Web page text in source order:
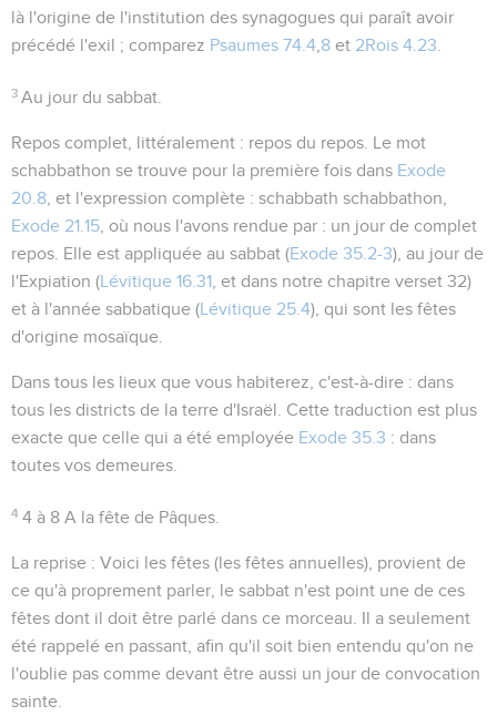
là l'origine de l'institution des synagogues qui paraît avoir
précédé l'exil ; comparez Psaumes 74.4 8 et 2Rois 4.23
3 Au jour du sabbat.
Repos complet , littéralement : repos du repos . Le mot
schabbathon se trouve pour la première fois dans Exode
20.8 , et l'expression complète : schabbath schabbathon
Exode 21.15 , où nous l'avons rendue par : un jour de complet
repos . Elle est appliquée au sabbat (Exode 35.2-3), au jour de
l'Expiation (Lévitique 16.31 , et dans notre chapitre verset 32)
et à l'année sabbatique (Lévitique 25.4), qui sont les fêtes
d'origine mosaïque.
Dans tous les lieux que vous habiterez , c'est-à-dire : dans
tous les districts de la terre d'Israël. Cette traduction est plus
exacte que celle qui a été employée Exode 35.3 : dans
toutes vos demeures
4 4 à 8 A la fête de Pâques.
La reprise : Voici les fêtes (les fêtes annuelles), provient de
ce qu'à proprement parler, le sabbat n'est point une de ces
fêtes dont il doit être parlé dans ce morceau. Il a seulement
été rappelé en passant, afin qu'il soit bien entendu qu'on ne
l'oublie pas comme devant être aussi un jour de convocation
sainte.